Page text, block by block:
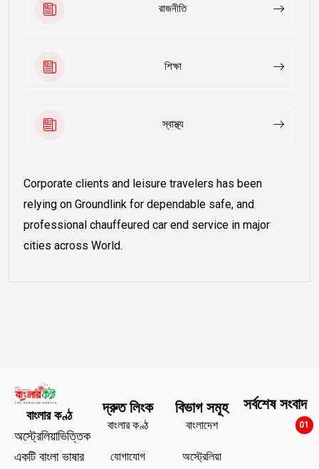
রাজনীতি
শিক্ষা
স্বাস্থ্য
Corporate clients and leisure travelers has been
relying on Groundlink for dependable safe, and
professional chauffeured car end service in major
cities across World.
বাংলার কণ্ঠ
অস্ট্রেলিয়াভিত্তিক
একটি বাংলা ভাষার
দ্রুত লিংক
বাংলার কণ্ঠ
যোগাযোগ
বিভাগ সমূহ
বাংলাদেশ
অস্ট্রেলিয়া
সর্বশেষ সংবাদ
01